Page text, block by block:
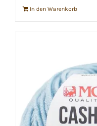
In den Warenkorb